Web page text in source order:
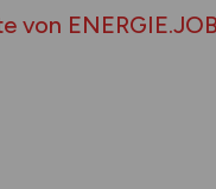
von